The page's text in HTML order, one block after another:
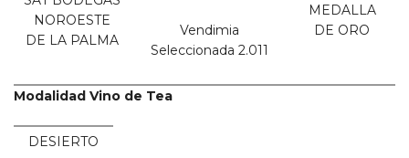
NOROESTE
DE LA PALMA
Vendimia
Seleccionada 2.011
MEDALLA
DE ORO
Modalidad Vino de Tea
DESIERTO